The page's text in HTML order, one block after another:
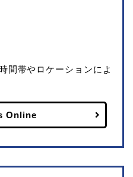
間帯やロケーションによ
Online